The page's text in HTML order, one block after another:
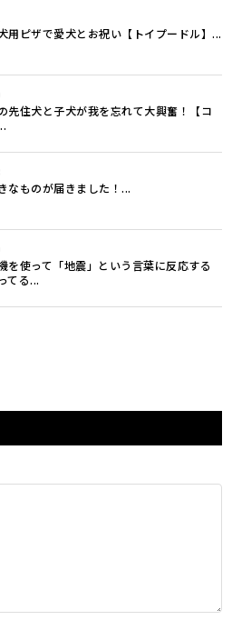
用ピザで愛犬とお祝い【トイプードル】...
先住犬と子犬が我を忘れて大興奮！【コ
なものが届きました！...
を使って「地震」という言葉に反応する
てる...